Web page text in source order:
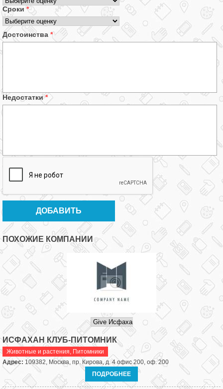
Сроки *
Достоинства *
Недостатки*
ПОХОЖИЕ КОМПАНИИ
ИСФАХАН КЛУБ-ПИТОМНИК
Животные и растения, Питомники
Адрес: 109382, Москва, пр. Кирова, д. 4 офис 200, оф. 200
ПОДРОБНЕЕ